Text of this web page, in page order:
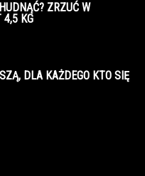
ZRZUĆ W
4,5 KG
DLA KAŻDEGO KTO SIĘ